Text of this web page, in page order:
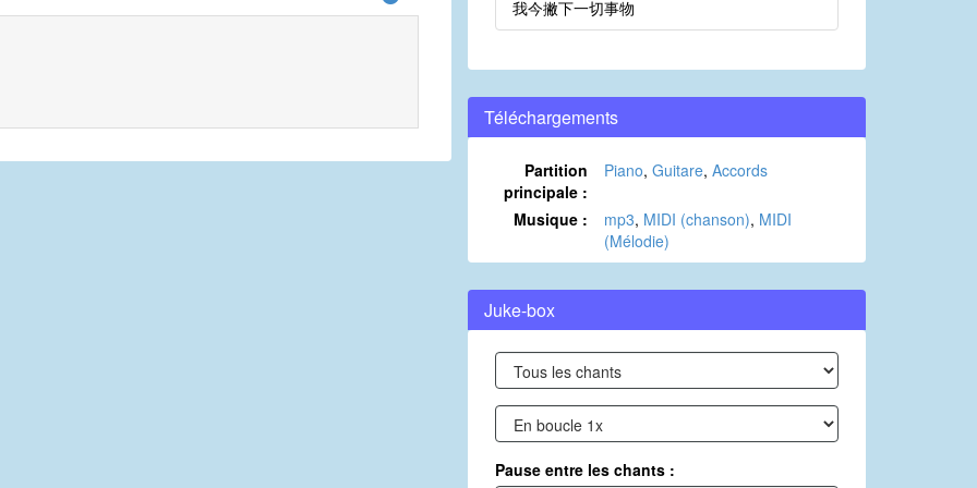
我今撇下一切事物
Téléchargements
Partition
principale :
Piano, Guitare, Accords
Musique : mp3, MIDI (chanson), MIDI
(Mélodie)
Juke-box
Pause entre les chants :